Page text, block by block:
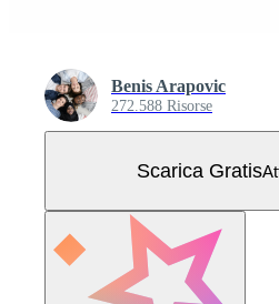
Benis Arapovic
272.588 Risorse
Scarica Gratis